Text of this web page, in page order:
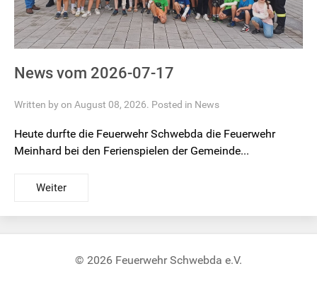
News vom 2026-07-17
Written by on August 08, 2026. Posted in News
Heute durfte die Feuerwehr Schwebda die Feuerwehr
Meinhard bei den Ferienspielen der Gemeinde...
Weiter
© 2026 Feuerwehr Schwebda e.V.